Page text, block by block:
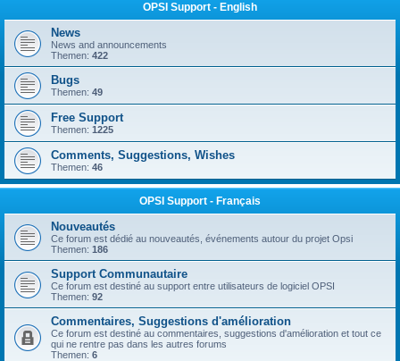
OPSI Support - English
News
News and announcements
Themen: 422
Bugs
Themen: 49
Free Support
Themen: 1225
Comments, Suggestions, Wishes
Themen: 46
OPSI Support - Français
Nouveautés
Ce forum est dédié au nouveautés, événements autour du projet Opsi
Themen: 186
Support Communautaire
Ce forum est destiné au support entre utilisateurs de logiciel OPSI
Themen: 92
Commentaires, Suggestions d'amélioration
Ce forum est destiné au commentaires, suggestions d'amélioration et tout ce
qui ne rentre pas dans les autres forums
Themen: 6